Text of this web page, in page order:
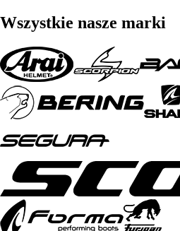
Wszystkie nasze marki